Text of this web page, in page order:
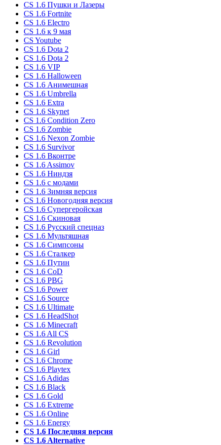
CS 1.6 Пушки и Лазеры
CS 1.6 Fortnite
CS 1.6 Electro
CS 1.6 к 9 мая
CS Youtube
CS 1.6 Dota 2
CS 1.6 Dota 2
CS 1.6 VIP
CS 1.6 Halloween
CS 1.6 Анимешная
CS 1.6 Umbrella
CS 1.6 Extra
CS 1.6 Skynet
CS 1.6 Condition Zero
CS 1.6 Zombie
CS 1.6 Nexon Zombie
CS 1.6 Survivor
CS 1.6 Вконтре
CS 1.6 Assimov
CS 1.6 Ниндзя
CS 1.6 с модами
CS 1.6 Зимняя версия
CS 1.6 Новогодняя версия
CS 1.6 Супергеройская
CS 1.6 Скиновая
CS 1.6 Русский спецназ
CS 1.6 Мультяшная
CS 1.6 Симпсоны
CS 1.6 Сталкер
CS 1.6 Путин
CS 1.6 CoD
CS 1.6 PBG
CS 1.6 Power
CS 1.6 Source
CS 1.6 Ultimate
CS 1.6 HeadShot
CS 1.6 Minecraft
CS 1.6 All CS
CS 1.6 Revolution
CS 1.6 Girl
CS 1.6 Chrome
CS 1.6 Playtex
CS 1.6 Adidas
CS 1.6 Black
CS 1.6 Gold
CS 1.6 Extreme
CS 1.6 Online
CS 1.6 Energy
CS 1.6 Последняя версия
CS 1.6 Alternative